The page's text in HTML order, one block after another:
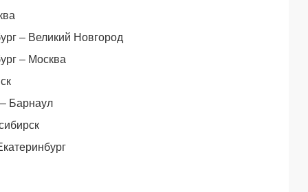
– Великий Новгород
– Москва
Барнаул